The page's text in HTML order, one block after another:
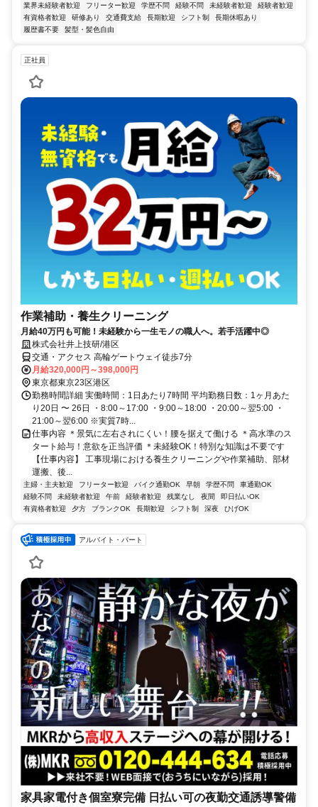
業界未経験者歓迎 フリーター歓迎 学歴不問 経験不問 未経験者歓迎
経験者歓迎
有資格者歓迎
研修あり 交通費支給 長期歓迎 シフト制
長期休暇あり
履歴書不要
髪型・髪色自由
正社員
作業補助・養生クリーニング
月給40万円も可能！未経験から一生モノの職人へ。若手活躍中◎
株式会社井上技研/港区
交通・アクセス 高輪ゲートウェイ徒歩7分
月給320,000円～398,000円
東京都東京23区港区
勤務時間詳細 実働時間：1日あたり7時間 平均勤務日数：1ヶ月あた
り20日 〜 26日 ・8:00～17:00 ・9:00～18:00 ・20:00～翌5:00 ・
21:00～翌6:00 ※実質7時...
仕事内容 ＊景気に左右されにくい！腰を据えて働ける ＊高水準のス
タート給与！意欲を正当評価 ＊未経験OK！特別な知識は不要です
【仕事内容】 工事現場における養生クリーニングや作業補助、部材
運搬、後...
主婦・主夫歓迎 フリーター歓迎 バイク通勤OK 早朝 学歴不問
車通勤OK
経験不問
未経験者歓迎 午前 経験者歓迎 残業なし 夜間
即日払いOK
有資格者歓迎
夕方 ブランクOK 長期歓迎 シフト制 深夜 ひげOK
アルバイト・パート
家具家電付き個室寮完備 日払い可の夜勤交通誘導警備